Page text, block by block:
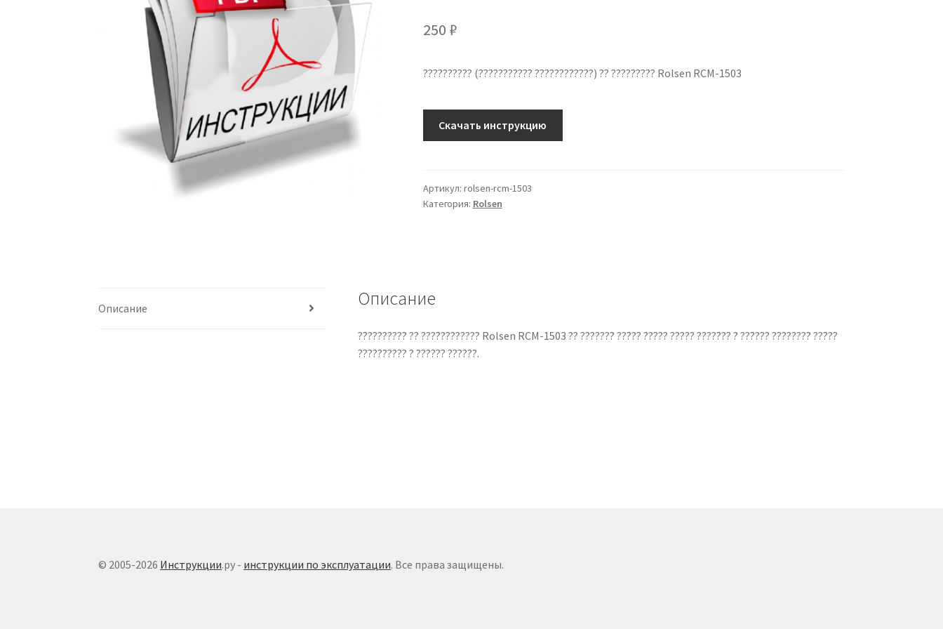
250 ₽
?????????? (??????????? ????????????) ?? ????????? Rolsen RCM-1503
Rolsen
RCM-
Скачать инструкцию
Артикул: rolsen-rcm-1503
Категория: Rolsen
Описание Описание
?????????? ?? ???????????? Rolsen RCM-1503 ?? ??????? ????? ????? ????? ??????? ? ?????? ???????? ?????
?????????? ? ?????? ??????.
© 2005-2026 Инструкции.ру - инструкции по эксплуатации. Все права защищены.